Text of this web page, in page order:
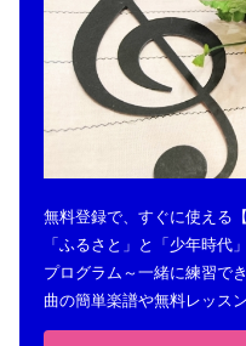
無料登録で、すぐに使える
「ふるさと」と「少年時代
プログラム～一緒に練習で
曲の簡単楽譜や無料レッス